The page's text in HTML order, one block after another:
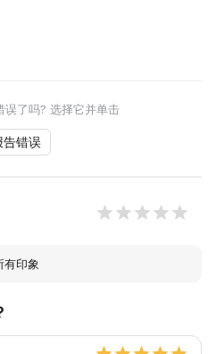
误了吗? 选择它并单击
告错误
有印象